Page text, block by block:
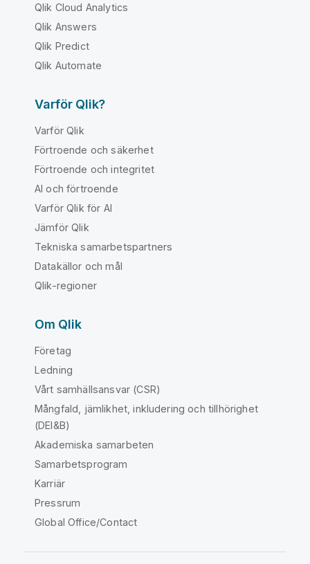
Qlik Cloud Analytics
Qlik Answers
Qlik Predict
Qlik Automate
Varför Qlik?
Varför Qlik
Förtroende och säkerhet
Förtroende och integritet
AI och förtroende
Varför Qlik för AI
Jämför Qlik
Tekniska samarbetspartners
Datakällor och mål
Qlik-regioner
Om Qlik
Företag
Ledning
Vårt samhällsansvar (CSR)
Mångfald, jämlikhet, inkludering och tillhörighet
(DEI&B)
Akademiska samarbeten
Samarbetsprogram
Karriär
Pressrum
Global Office/Contact